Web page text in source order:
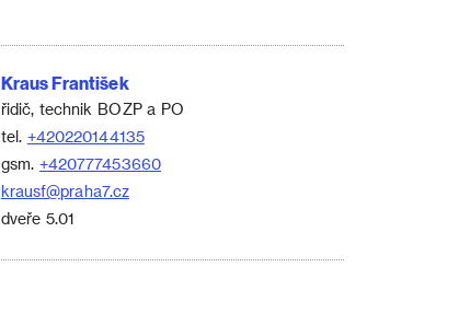
Kraus František
řidič, technik BOZP a PO
tel. +420220144135
gsm. +420777453660
krausf@praha7.cz
dveře 5.01